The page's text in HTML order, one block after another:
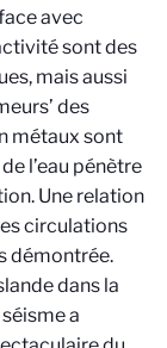
avec
sont des
mais aussi
des
métaux sont
l’eau pénètre
Une relation
circulations
démontrée.
dans la
a